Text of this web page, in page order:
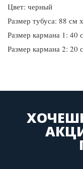
Цвет: черный
Размер тубуса: 88 см
Размер кармана 1: 40
Размер кармана 2: 20